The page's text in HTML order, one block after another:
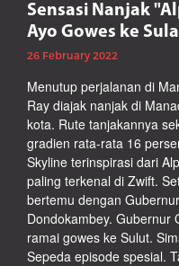
Sensasi Nanjak
Ayo Gowes ke
26 February 2022
Menutup perjalanan di
Ray diajak nanjak di
kota. Rute tanjakannya
gradien rata-rata 16
Skyline terinspirasi dari
paling terkenal di Zwift.
bertemu dengan
Dondokambey. Gubernur
ramai gowes ke Sulut.
Sepeda episode spesial.